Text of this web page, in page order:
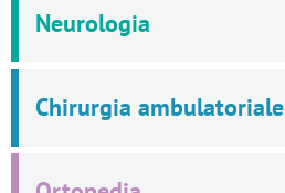
Neurologia
Chirurgia ambulatoriale